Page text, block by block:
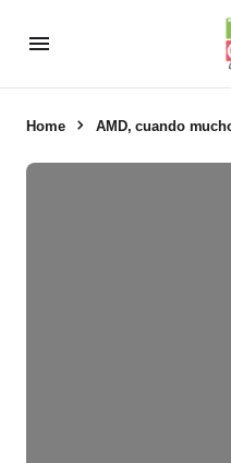
Home AMD, cuando